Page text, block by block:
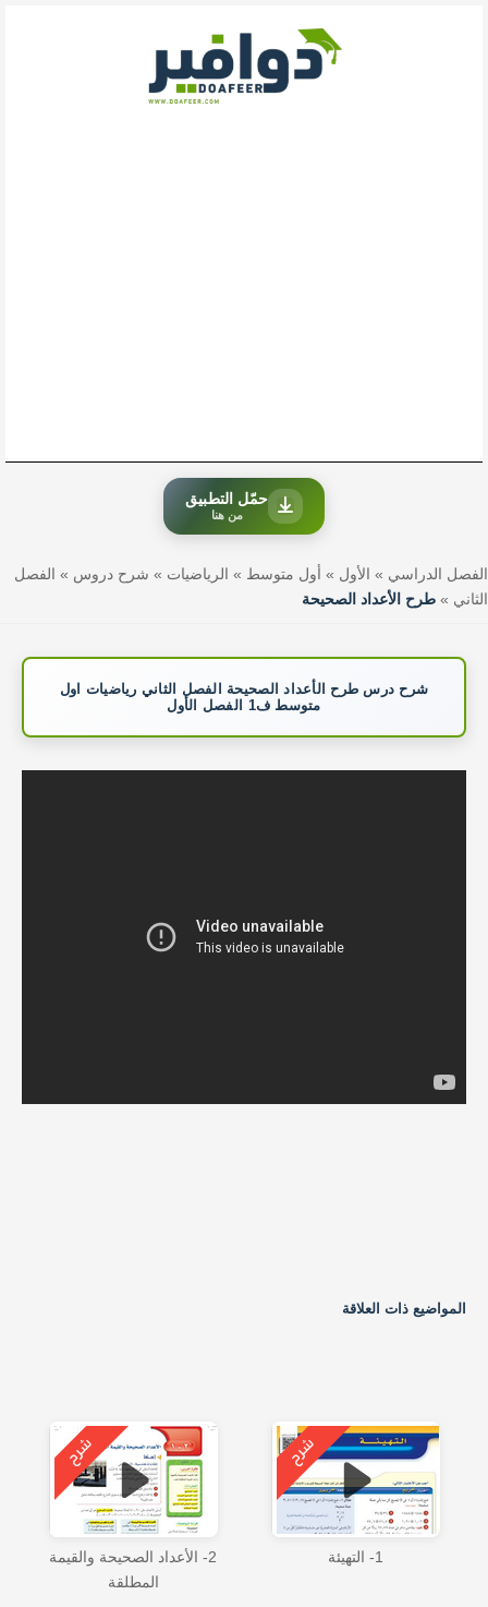
حمّل التطبيق
من هنا
الفصل الدراسي » الأول » أول متوسط » الرياضيات » شرح دروس » الفصل
الثاني » طرح الأعداد الصحيحة
شرح درس طرح الأعداد الصحيحة الفصل الثاني رياضيات اول
متوسط ف1 الفصل الأول
المواضيع ذات العلاقة
1- التهيئة
2- الأعداد الصحيحة والقيمة
المطلقة